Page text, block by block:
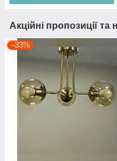
Акційні пропозиції та
–33%